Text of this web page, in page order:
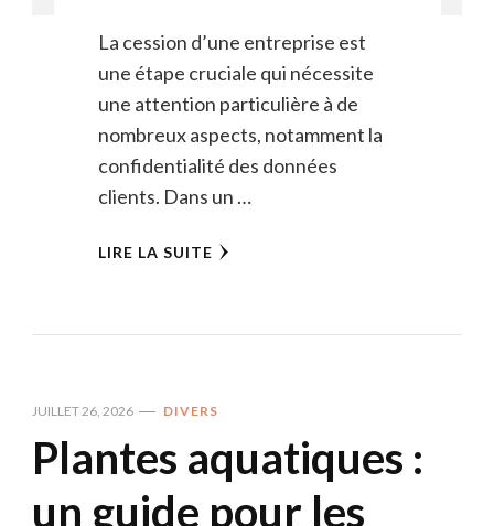
La cession d’une entreprise est
une étape cruciale qui nécessite
une attention particulière à de
nombreux aspects, notamment la
confidentialité des données
clients. Dans un …
LIRE LA SUITE
JUILLET 26, 2026 DIVERS
Plantes aquatiques :
un guide pour les